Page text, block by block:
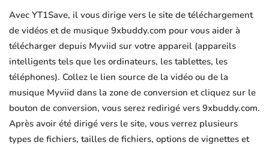
Avec YT1Save, il vous dirige vers le site de téléchargement
de vidéos et de musique 9xbuddy.com pour vous aider à
télécharger depuis Myviid sur votre appareil (appareils
intelligents tels que les ordinateurs, les tablettes, les
téléphones). Collez le lien source de la vidéo ou de la
musique Myviid dans la zone de conversion et cliquez sur le
bouton de conversion, vous serez redirigé vers 9xbuddy.com.
Après avoir été dirigé vers le site, vous verrez plusieurs
types de fichiers, tailles de fichiers, options de vignettes et